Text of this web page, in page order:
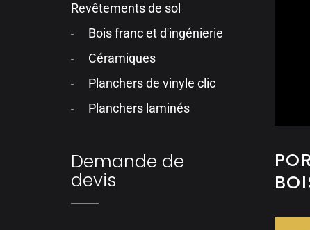
Revêtements de sol
Bois franc et d'ingénierie
Céramiques
Planchers de vinyle clic
Planchers laminés
Demande de
devis